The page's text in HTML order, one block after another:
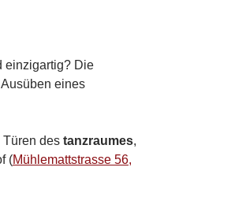
einzigartig? Die
eines
Türen des tanzraumes,
(Mühlemattstrasse 56,
der Stadt Aarau